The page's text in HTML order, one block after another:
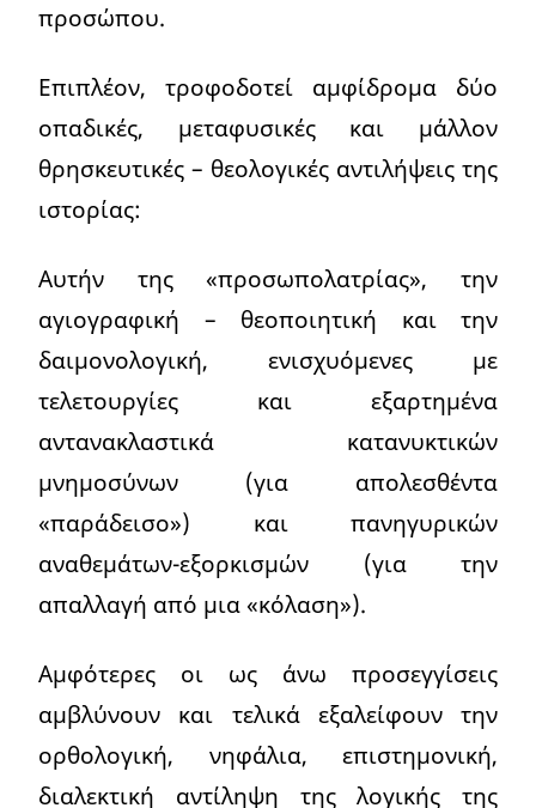
προσώπου.
Επιπλέον, τροφοδοτεί αμφίδρομα δύο
οπαδικές, μεταφυσικές και μάλλον
θρησκευτικές – θεολογικές αντιλήψεις της
ιστορίας:
Aυτήν της «προσωπολατρίας», την
αγιογραφική – θεοποιητική και την
δαιμονολογική, ενισχυόμενες με
τελετουργίες και εξαρτημένα
αντανακλαστικά κατανυκτικών
μνημοσύνων (για απολεσθέντα
«παράδεισο») και πανηγυρικών
αναθεμάτων-εξορκισμών (για την
απαλλαγή από μια «κόλαση»).
Αμφότερες οι ως άνω προσεγγίσεις
αμβλύνουν και τελικά εξαλείφουν την
ορθολογική, νηφάλια, επιστημονική,
διαλεκτική αντίληψη της λογικής της